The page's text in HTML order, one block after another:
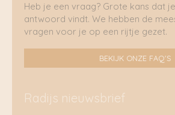
Heb je een vraag? Grote kans dat
antwoord vindt. We hebben de
vragen voor je op een rijtje gezet.
BEKIJK ONZE FAQ'S
Radijs nieuwsbrief